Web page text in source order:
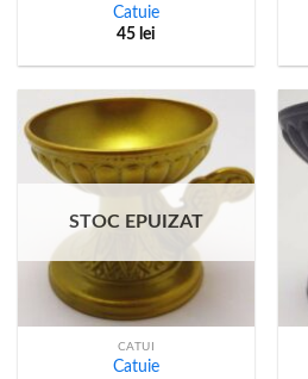
Catuie
45 lei
STOC EPUIZAT
CATUI
Catuie